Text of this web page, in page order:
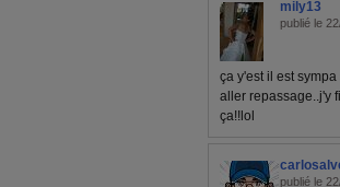
mily13
publié le
ça y'est il est
aller repassage..j'y
ça!!lol
publié le